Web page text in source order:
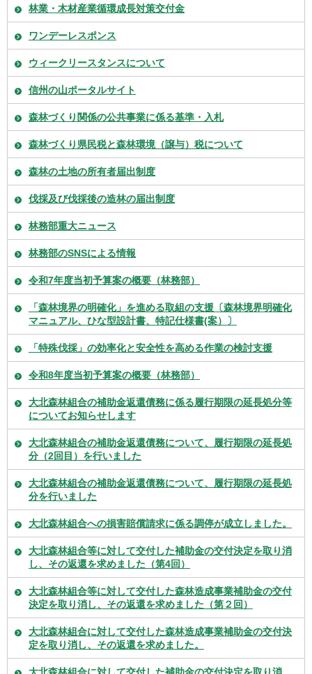
林業・木材産業循環成長対策交付金
ワンデーレスポンス
ウィークリースタンスについて
信州の山ポータルサイト
森林づくり関係の公共事業に係る基準・入札
森林づくり県民税と森林環境（譲与）税について
森林の土地の所有者届出制度
伐採及び伐採後の造林の届出制度
林務部重大ニュース
林務部のSNSによる情報
令和7年度当初予算案の概要（林務部）
「森林境界の明確化」を進める取組の支援〔森林境界明確化
マニュアル、ひな型設計書、特記仕様書(案）〕
「特殊伐採」の効率化と安全性を高める作業の検討支援
令和8年度当初予算案の概要（林務部）
大北森林組合の補助金返還債務に係る履行期限の延長処分等
についてお知らせします
大北森林組合の補助金返還債務について、履行期限の延長処
分（2回目）を行いました
大北森林組合の補助金返還債務について、履行期限の延長処
分を行いました
大北森林組合への損害賠償請求に係る調停が成立しました。
大北森林組合等に対して交付した補助金の交付決定を取り消
し、その返還を求めました（第4回）
大北森林組合等に対して交付した森林造成事業補助金の交付
決定を取り消し、その返還を求めました（第２回）
大北森林組合に対して交付した森林造成事業補助金の交付決
定を取り消し、その返還を求めました。